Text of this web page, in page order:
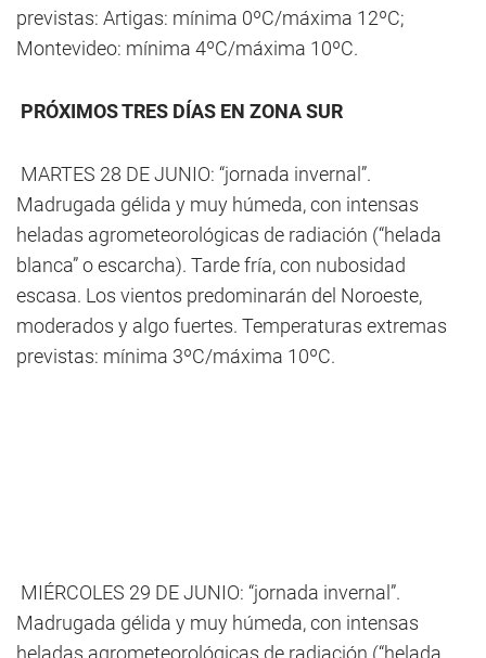
previstas: Artigas: mínima 0ºC/máxima 12ºC;
Montevideo: mínima 4ºC/máxima 10ºC.
PRÓXIMOS TRES DÍAS EN ZONA SUR
MARTES 28 DE JUNIO: “jornada invernal”.
Madrugada gélida y muy húmeda, con intensas
heladas agrometeorológicas de radiación (“helada
blanca” o escarcha). Tarde fría, con nubosidad
escasa. Los vientos predominarán del Noroeste,
moderados y algo fuertes. Temperaturas extremas
previstas: mínima 3ºC/máxima 10ºC.
MIÉRCOLES 29 DE JUNIO: “jornada invernal”.
Madrugada gélida y muy húmeda, con intensas
heladas agrometeorológicas de radiación (“helada